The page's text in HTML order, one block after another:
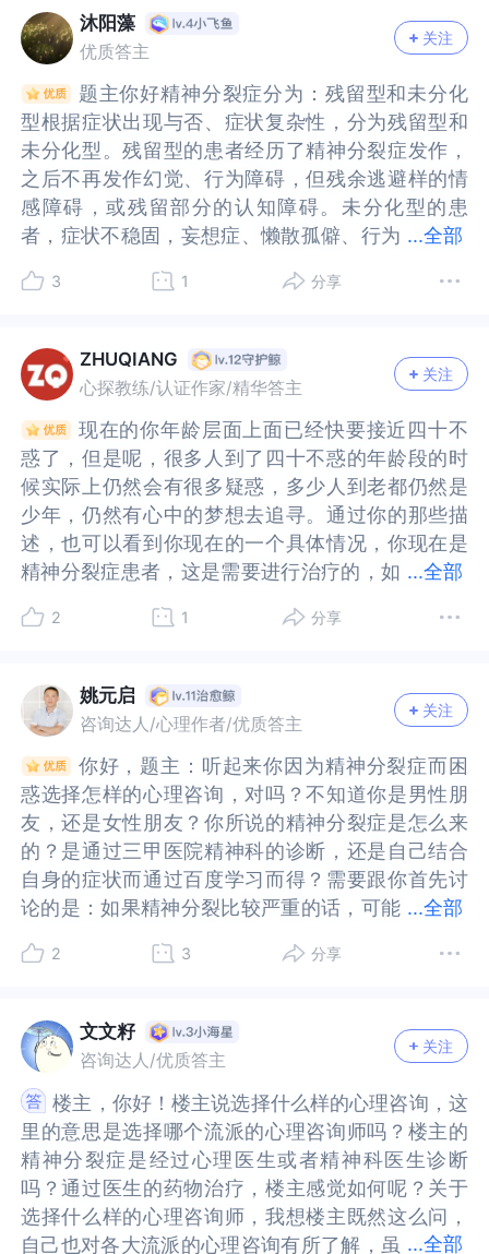
供题主参考：第一，关于“精神分裂病患”的心理咨
询问题。【1】“精神分裂症”在急性的症状没有控制
控制住了，就说是“阳性症状”全部消失了，自知力/
自制力也开始恢复，在康复期的时候可以做心理咨
询。（题主是08年被诊断的，如果一直坚持正规服
药治疗的话，现在可是进入到了康复期？）【2】对
于“精分患者”来说，心理咨询有一部分是针对“精分
疾病”的，主要是帮助其来恢复他的自制力，帮助其
了解发病期间和治愈期间病情变化，以及怎么会发
理咨询/治疗”，就是为了提高依从性的一个支持性的
认知的治疗，主要是一些行为训练，帮助把自己的
作/劳动，以帮助病患提高生活自己能力和工作的适
应能力等，同时还会来帮助疾病康复并预防复发
等。第二，关于“精分患者”的生活、工作和注意事
项等。【1】其实，现实中的“精分患者”，就像题主
已经被“精分症状”困扰多年还能有自己的渴望及想
法，这已经很不容易了，尤其是渴望走出“精神分裂
症”的阴霾，寻找价值，寻找工作。【2】康复期
工作，切忌过度的劳累的工作；②建议做一些轻松
压力不大的工作，以免压力过大导致复发，比如，
档案管理员、工厂工人等；③根据病情真实情况，
正规服药的基础上，坚持服药，不要自行减药、停
药和换药，一切遵医嘱！（避免精神分裂症的高复
发率）【3】平时生活中，避免可能诱发疾病的刺
激：避免看惊险、凶杀、悲剧性的小说、画报、连
环画、电视、电影等等，以免增加刺激，防止加重
病情。【4】尽量保持乐观心态：精神分裂症患者每
天要保持乐观心态，多与家人沟通交流，确保自己
题我的理解与回复，希望能够给题主带来些积极有
益的启发和帮助！~~~~~~~~我是壹心人阳光，世
界和我爱着你❤
供题主参考：第一，关于“精神分裂病患”的心理咨
询问题。【1】“精神分裂症”在急性的症状没有控制
控制住了，就说是“阳性症状”全部消失了，自知力/
自制力也开始恢复，在康复期的时候可以做心理咨
询。（题主是08年被诊断的，如果一直坚持正规服
药治疗的话，现在可是进入到了康复期？）【2】对
于“精分患者”来说，心理咨询有一部分是针对“精分
疾病”的，主要是帮助其来恢复他的自制力，帮助其
了解发病期间和治愈期间病情变化，以及怎么会发
理咨询/治疗”，就是为了提高依从性的一个支持性的
认知的治疗，主要是一些行为训练，帮助把自己的
作/劳动，以帮助病患提高生活自己能力和工作的适
应能力等，同时还会来帮助疾病康复并预防复发
等。第二，关于“精分患者”的生活、工作和注意事
项等。【1】其实，现实中的“精分患者”，就像题主
已经被“精分症状”困扰多年还能有自己的渴望及想
法，这已经很不容易了，尤其是渴望走出“精神分裂
症”的阴霾，寻找价值，寻找工作。【2】康复期
工作，切忌过度的劳累的工作；②建议做一些轻松
压力不大的工作，以免压力过大导致复发，比如，
档案管理员、工厂工人等；③根据病情真实情况，
正规服药的基础上，坚持服药，不要自行减药、停
药和换药，一切遵医嘱！（避免精神分裂症的高复
发率）【3】平时生活中，避免可能诱发疾病的刺
激：避免看惊险、凶杀、悲剧性的小说、画报、连
环画、电视、电影等等，以免增加刺激，防止加重
病情。【4】尽量保持乐观心态：精神分裂症患者每
天要保持乐观心态，多与家人沟通交流，确保自己
题我的理解与回复，希望能够给题主带来些积极有
益的启发和帮助！~~~~~~~~我是壹心人阳光，世
界和我爱着你❤
疾病诊断书；她只能给你心理咨询。但是心理治疗
师，她就不一样了。治疗师除了给你下疾病诊断
书，还可以给你心理咨询。所以，综上所述；我的
意思是：如果你有在服药，那么你要找的就是心理
治疗师，而不是心理咨询师。衷心祝福题主你现在
所面对的问题，能够早日得到一个有效的解决。现
在我能想到的，就以上这些了。希望我以上的回答
对题主你有所帮助及启发。我是答主天天好好学
习。在壹心理这里，世界和我爱着你。祝好哦！
书；她只能给你心理咨询。但是心理治疗师，她就
不一样了。治疗师除了给你下疾病诊断书，还可以
给你心理咨询。所以，综上所述；我的意思是：如
果你有在服药，那么你要找的就是心理治疗师，而
不是心理咨询师。衷心祝福题主你现在所面对的问
题，能够早日得到一个有效的解决。现在我能想到
的，就以上这些了。希望我以上的回答对题主你有
所帮助及启发。我是答主天天好好学习。在壹心理
这里，世界和我爱着你。祝好哦！
沐阳藻
优质答主
关注
...全部
题主你好精神分裂症分为：残留型和未分化
型根据症状出现与否、症状复杂性，分为残留型和
未分化型。残留型的患者经历了精神分裂症发作，
之后不再发作幻觉、行为障碍，但残余逃避样的情
感障碍，或残留部分的认知障碍。未分化型的患
者，症状不稳固，妄想症、懒散孤僻、行为
留型，那么可以选择“认知行为疗法”。认知行为疗
对人或对事的看法与态度，达到改善心态的目的。
认知行疗法的实用性非常强，也能与其他各种心理
咨询技术实现综合运用，是解决心理问题的“利
器”。有助于使思维模式正常化。治疗目的不在
于“治愈”，而在于帮助患者建立独立工作的能力，
管理他们的精神分裂症状，并减少他们在日常生活
中感受经历的痛苦。如果属于未分化型，那么则需
要去医院寻求精神科医生的帮助。祝你生活愉快！
型根据症状出现与否、症状复杂性，分为残留型和
未分化型。残留型的患者经历了精神分裂症发作，
之后不再发作幻觉、行为障碍，但残余逃避样的情
感障碍，或残留部分的认知障碍。未分化型的患
者，症状不稳固，妄想症、懒散孤僻、行为障碍同
那么可以选择“认知行为疗法”。认知行为疗法：主
对事的看法与态度，达到改善心态的目的。认知行
疗法的实用性非常强，也能与其他各种心理咨询技
术实现综合运用，是解决心理问题的“利器”。有助
于使思维模式正常化。治疗目的不在于“治愈”，而
在于帮助患者建立独立工作的能力，管理他们的精
神分裂症状，并减少他们在日常生活中感受经历的
痛苦。如果属于未分化型，那么则需要去医院寻求
精神科医生的帮助。祝你生活愉快！
3 1 分享
ZHUQIANG
心探教练/认证作家/精华答主
关注
...全部
现在的你年龄层面上面已经快要接近四十不
惑了，但是呢，很多人到了四十不惑的年龄段的时
候实际上仍然会有很多疑惑，多少人到老都仍然是
少年，仍然有心中的梦想去追寻。通过你的那些描
述，也可以看到你现在的一个具体情况，你现在是
精神分裂症患者，这是需要进行治疗的，如
础上让自己接受药物治疗与心理咨询。你现在不单
婚想要有一个婚姻状况上面的突破，这也是可以去
思考的，看看是否有知根知底的人愿意和你相处在
一起共度余生。而同时呢，你也面临工作的选择，
一个人可以看到自己的专业经验还有自己真正可以
做些什么，可能有一些事情是你可以尝试的。即使
自己当下还不是特别清楚自己要做些什么工作。至
少你能够确定自己的人品还有三观正面，这就是非
常难得的，建议你去进行相应的职业性格测试，让
你看看自己适合什么类型的工作，最好是那种不需
要太多脑力的工作以免给自己的大脑形成太多压
力，你也可以让自己在平台寻找合适的心理咨询师
油哦。ZQ🐬
惑了，但是呢，很多人到了四十不惑的年龄段的时
候实际上仍然会有很多疑惑，多少人到老都仍然是
少年，仍然有心中的梦想去追寻。通过你的那些描
述，也可以看到你现在的一个具体情况，你现在是
精神分裂症患者，这是需要进行治疗的，如果已经
自己接受药物治疗与心理咨询。你现在不单单是面
有一个婚姻状况上面的突破，这也是可以去思考
的，看看是否有知根知底的人愿意和你相处在一起
共度余生。而同时呢，你也面临工作的选择，一个
人可以看到自己的专业经验还有自己真正可以做些
什么，可能有一些事情是你可以尝试的。即使自己
当下还不是特别清楚自己要做些什么工作。至少你
能够确定自己的人品还有三观正面，这就是非常难
得的，建议你去进行相应的职业性格测试，让你看
看自己适合什么类型的工作，最好是那种不需要太
多脑力的工作以免给自己的大脑形成太多压力，你
也可以让自己在平台寻找合适的心理咨询师进行调
Q🐬
2 1 分享
姚元启
咨询达人/心理作者/优质答主
关注
...全部
你好，题主：听起来你因为精神分裂症而困
惑选择怎样的心理咨询，对吗？不知道你是男性朋
友，还是女性朋友？你所说的精神分裂症是怎么来
的？是通过三甲医院精神科的诊断，还是自己结合
自身的症状而通过百度学习而得？需要跟你首先讨
论的是：如果精神分裂比较严重的话，可能
果是家族的遗传导致的，可能需要考虑终身的服
裂症属于后天的重大创伤事件造成的，并且病人具
有很好的认知和反省功能，我个人认为选择精神分
析是最好的选择。另外沙盘游戏疗法，人本主义也
有可能帮助到来访者，但是对于人格的整合，目前
精神分析相对效果更好，缺点是需要持续的时间
产，咨询费用比较贵。还有一种可能，那就是药物
治疗加精神分析的配合，这需要结合医院的诊断才
能作出决定。最后，祝你早日康复！
惑选择怎样的心理咨询，对吗？不知道你是男性朋
友，还是女性朋友？你所说的精神分裂症是怎么来
的？是通过三甲医院精神科的诊断，还是自己结合
自身的症状而通过百度学习而得？需要跟你首先讨
论的是：如果精神分裂比较严重的话，可能首先需
族的遗传导致的，可能需要考虑终身的服药，甚至
后天的重大创伤事件造成的，并且病人具有很好的
认知和反省功能，我个人认为选择精神分析是最好
的选择。另外沙盘游戏疗法，人本主义也有可能帮
助到来访者，但是对于人格的整合，目前精神分析
相对效果更好，缺点是需要持续的时间产，咨询费
用比较贵。还有一种可能，那就是药物治疗加精神
分析的配合，这需要结合医院的诊断才能作出决
定。最后，祝你早日康复！
2 3 分享
文文籽
咨询达人/优质答主
关注
...全部
楼主，你好！楼主说选择什么样的心理咨询，这
里的意思是选择哪个流派的心理咨询师吗？楼主的
精神分裂症是经过心理医生或者精神科医生诊断
吗？通过医生的药物治疗，楼主感觉如何呢？关于
选择什么样的心理咨询师，我想楼主既然这么问，
自己也对各大流派的心理咨询有所了解，虽
楼主，你好！楼主说选择什么样的心理咨询，这
里的意思是选择哪个流派的心理咨询师吗？楼主的
精神分裂症是经过心理医生或者精神科医生诊断
吗？通过医生的药物治疗，楼主感觉如何呢？关于
选择什么样的心理咨询师，我想楼主既然这么问，
自己也对各大流派的心理咨询有所了解，虽然心理